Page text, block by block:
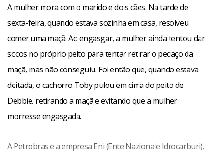
A mulher mora com o marido e dois cães. Na tarde de
sexta-feira, quando estava sozinha em casa, resolveu
comer uma maçã. Ao engasgar, a mulher ainda tentou dar
socos no próprio peito para tentar retirar o pedaço da
maçã, mas não conseguiu. Foi então que, quando estava
deitada, o cachorro Toby pulou em cima do peito de
Debbie, retirando a maçã e evitando que a mulher
morresse engasgada.
A Petrobras e a empresa Eni (Ente Nazionale Idrocarburi),